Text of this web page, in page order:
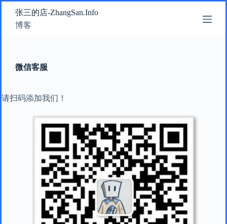
跳
过
内
张三的店-ZhangSan.Info
博客
微信客服
请扫码添加我们！